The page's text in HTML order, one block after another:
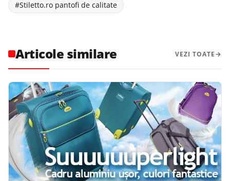
#Stiletto.ro pantofi de calitate
Articole similare VEZI TOATE